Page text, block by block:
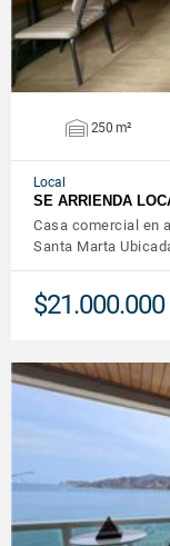
250 m²
Local
SE ARRIENDA
Casa comercial en
Santa Marta
$21.000.000